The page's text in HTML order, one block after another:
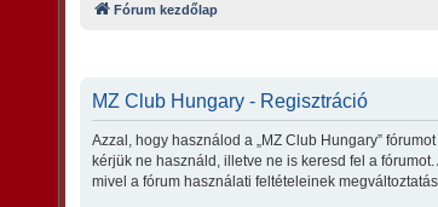
Fórum kezdőlap
MZ Club Hungary - Regisztráció
Azzal, hogy használod a „MZ Club Hungary”
kérjük ne használd, illetve ne is keresd fel a
mivel a fórum használati feltételeinek